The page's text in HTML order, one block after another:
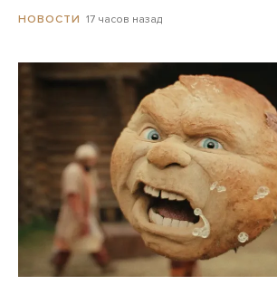
НОВОСТИ 17 часов назад